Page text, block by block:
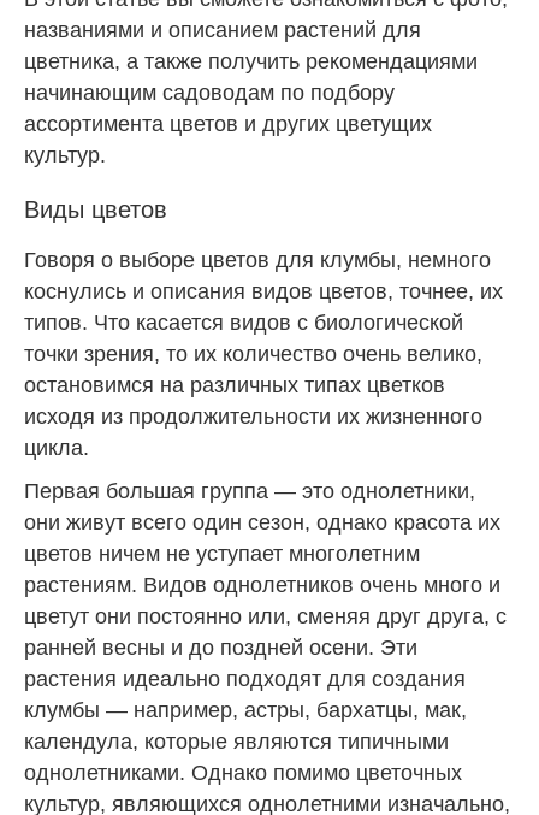
названиями и описанием растений для
цветника, а также получить рекомендациями
начинающим садоводам по подбору
ассортимента цветов и других цветущих
культур.
Виды цветов
Говоря о выборе цветов для клумбы, немного
коснулись и описания видов цветов, точнее, их
типов. Что касается видов с биологической
точки зрения, то их количество очень велико,
остановимся на различных типах цветков
исходя из продолжительности их жизненного
цикла.
Первая большая группа — это однолетники,
они живут всего один сезон, однако красота их
цветов ничем не уступает многолетним
растениям. Видов однолетников очень много и
цветут они постоянно или, сменяя друг друга, с
ранней весны и до поздней осени. Эти
растения идеально подходят для создания
клумбы — например, астры, бархатцы, мак,
календула, которые являются типичными
однолетниками. Однако помимо цветочных
культур, являющихся однолетними изначально,